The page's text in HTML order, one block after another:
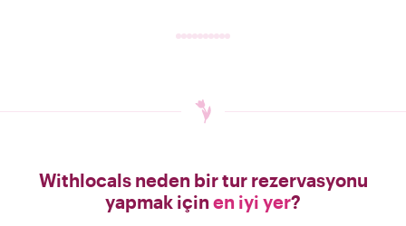
Withlocals neden bir tur rezervasyonu
yapmak için en iyi yer?